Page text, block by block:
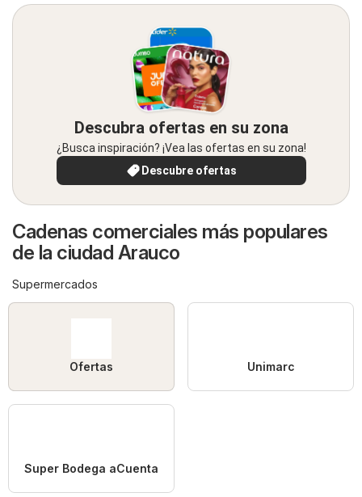
Descubra ofertas en su zona
¿Busca inspiración? ¡Vea las ofertas en su zona!
Descubre ofertas
Cadenas comerciales más populares
de la ciudad Arauco
Supermercados
Ofertas Unimarc
Super Bodega aCuenta